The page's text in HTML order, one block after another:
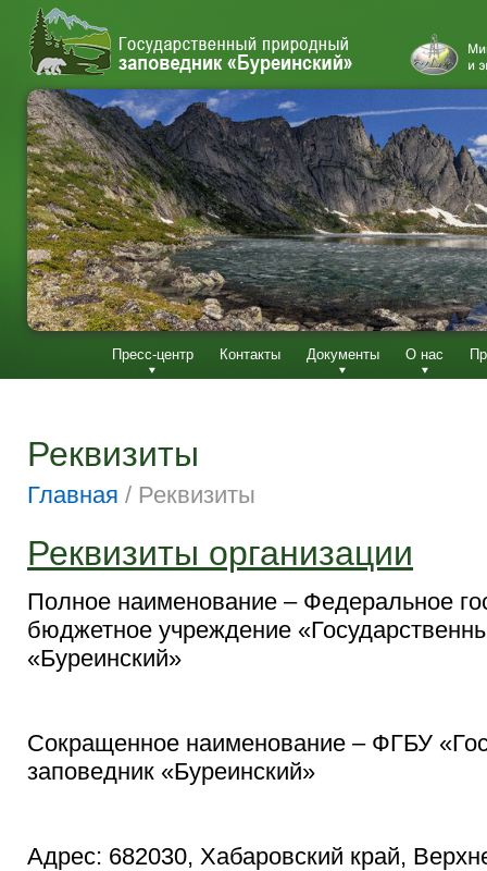
Пресс-центр Контакты Документы О нас
Реквизиты
Главная / Реквизиты
Реквизиты организации
Полное наименование – Федеральное
бюджетное учреждение
«Буреинский»
Сокращенное наименование – ФГБУ
заповедник «Буреинский»
Адрес: 682030, Хабаровский край,